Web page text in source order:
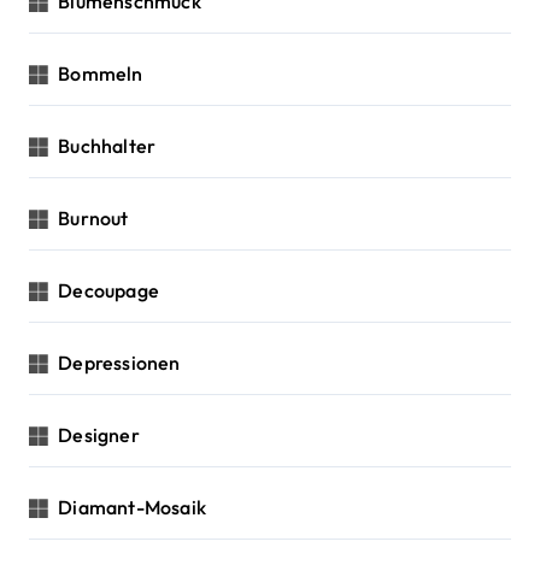
Bommeln
Buchhalter
Burnout
Decoupage
Depressionen
Designer
Diamant-Mosaik